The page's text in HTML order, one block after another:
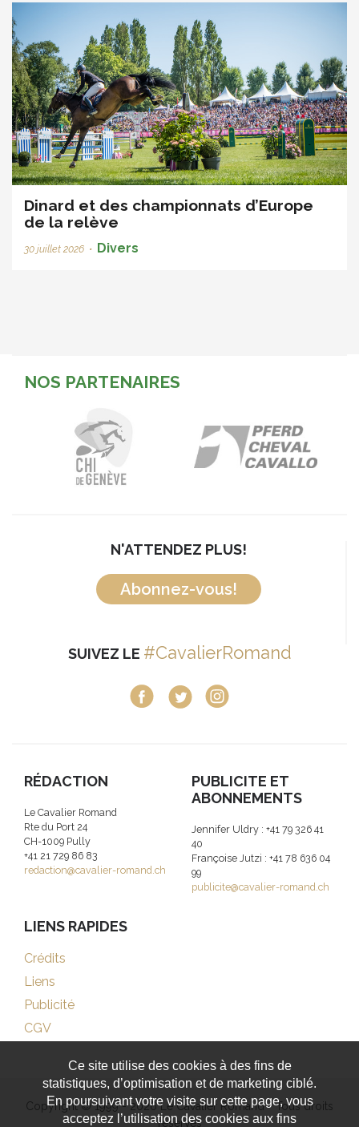
Dinard et des championnats d’Europe
de la relève
30 juillet 2026 • Divers
NOS PARTENAIRES
N'ATTENDEZ PLUS!
Abonnez-vous!
SUIVEZ LE #CavalierRomand
RÉDACTION
Le Cavalier Romand
Rte du Port 24
CH-1009 Pully
+41 21 729 86 83
redaction@cavalier-romand.ch
PUBLICITE ET
ABONNEMENTS
Jennifer Uldry : +41 79 326 41
40
Françoise Jutzi : +41 78 636 04
99
publicite@cavalier-romand.ch
LIENS RAPIDES
Crédits
Liens
Publicité
CGV
Copyright © 1999 - 2026 Le Cavalier Romand - Tous droits
réservés
Ce site utilise des cookies à des fins de
statistiques, d’optimisation et de marketing ciblé.
En poursuivant votre visite sur cette page, vous
acceptez l’utilisation des cookies aux fins